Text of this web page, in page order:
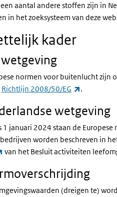
aantal andere stoffen zijn in
in het zoeksysteem van deze
kader
wetgeving
normen voor buitenlucht zijn
Richtlijn 2008/50/EG (externe
.
wetgeving
1 januari 2024 staan de
worden beschreven in
(externe link)
van het Besluit activiteiten
(dreigen te)